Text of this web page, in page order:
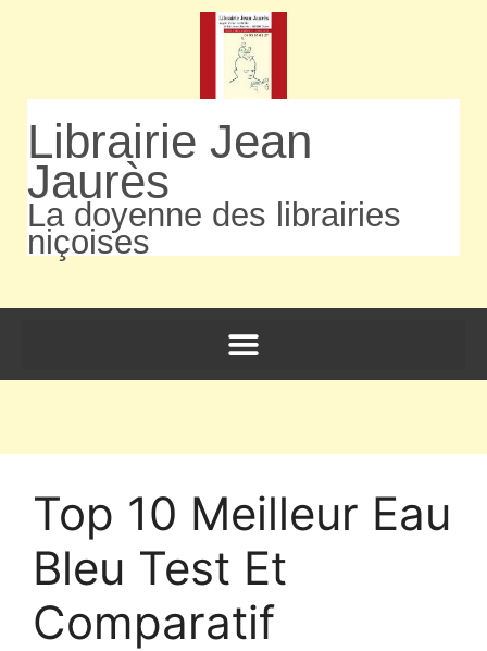
Librairie Jean
Jaurès
La doyenne des librairies
niçoises
Top 10 Meilleur Eau
Bleu Test Et
Comparatif